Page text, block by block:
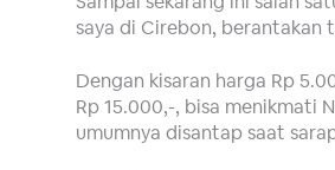
saya di Cirebon, berantakan
Dengan kisaran harga Rp
Rp 15.000,-, bisa menikmati
umumnya disantap saat